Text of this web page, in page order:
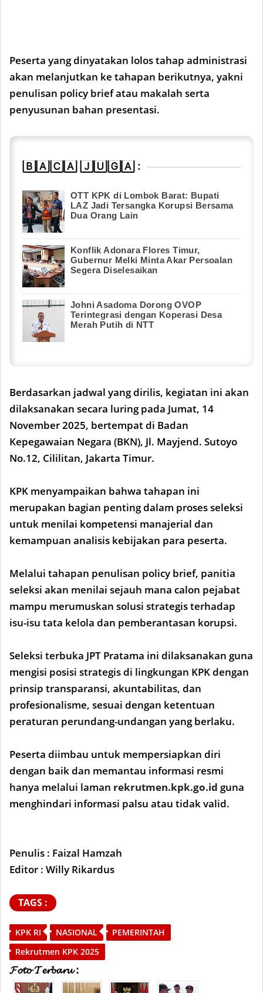
Peserta yang dinyatakan lolos tahap administrasi
akan melanjutkan ke tahapan berikutnya, yakni
penulisan policy brief atau makalah serta
penyusunan bahan presentasi.
🄱🄰🄲🄰 🄹🅄🄶🄰 :
OTT KPK di Lombok Barat: Bupati
LAZ Jadi Tersangka Korupsi Bersama
Dua Orang Lain
Konflik Adonara Flores Timur,
Gubernur Melki Minta Akar Persoalan
Segera Diselesaikan
Johni Asadoma Dorong OVOP
Terintegrasi dengan Koperasi Desa
Merah Putih di NTT
Berdasarkan jadwal yang dirilis, kegiatan ini akan
dilaksanakan secara luring pada Jumat, 14
November 2025, bertempat di Badan
Kepegawaian Negara (BKN), Jl. Mayjend. Sutoyo
No.12, Cililitan, Jakarta Timur.
KPK menyampaikan bahwa tahapan ini
merupakan bagian penting dalam proses seleksi
untuk menilai kompetensi manajerial dan
kemampuan analisis kebijakan para peserta.
Melalui tahapan penulisan policy brief, panitia
seleksi akan menilai sejauh mana calon pejabat
mampu merumuskan solusi strategis terhadap
isu-isu tata kelola dan pemberantasan korupsi.
Seleksi terbuka JPT Pratama ini dilaksanakan guna
mengisi posisi strategis di lingkungan KPK dengan
prinsip transparansi, akuntabilitas, dan
profesionalisme, sesuai dengan ketentuan
peraturan perundang-undangan yang berlaku.
Peserta diimbau untuk mempersiapkan diri
dengan baik dan memantau informasi resmi
hanya melalui laman rekrutmen.kpk.go.id guna
menghindari informasi palsu atau tidak valid.
Penulis : Faizal Hamzah
Editor : Willy Rikardus
TAGS :
KPK RI NASIONAL
PEMERINTAH
Rekrutmen KPK 2025
𝓕𝓸𝓽𝓸 𝓣𝓮𝓻𝓫𝓪𝓻𝓾 :